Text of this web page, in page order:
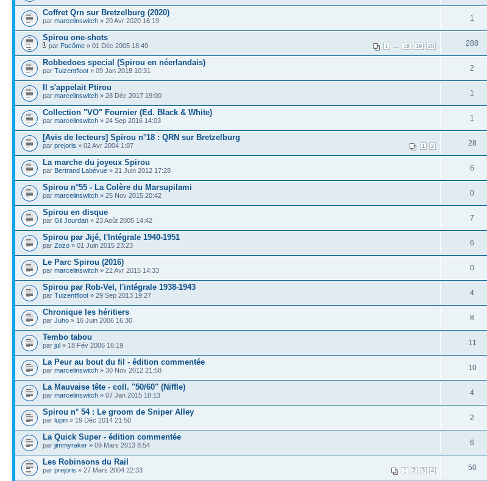
Coffret Qrn sur Bretzelburg (2020)
par marcelinswitch » 20 Avr 2020 16:19 1
Spirou one-shots
1 18 19 20
par Pacôme » 01 Déc 2005 18:49 288
Robbedoes special (Spirou en néerlandais)
par Tuizentfloot » 09 Jan 2018 10:31 2
Il s'appelait Ptirou
par marcelinswitch » 28 Déc 2017 19:00 1
Collection "VO" Fournier (Ed. Black & White)
par marcelinswitch » 24 Sep 2016 14:03 1
[Avis de lecteurs] Spirou n°18 : QRN sur Bretzelburg
1 2
par prejoris » 02 Avr 2004 1:07 28
La marche du joyeux Spirou
par Bertrand Labévue » 21 Juin 2012 17:28 6
Spirou n°55 - La Colère du Marsupilami
par marcelinswitch » 25 Nov 2015 20:42 0
Spirou en disque
par Gil Jourdan » 23 Août 2005 14:42 7
Spirou par Jijé, l'Intégrale 1940-1951
par Zozo » 01 Juin 2015 23:23 6
Le Parc Spirou (2016)
par marcelinswitch » 22 Avr 2015 14:33 0
Spirou par Rob-Vel, l'intégrale 1938-1943
par Tuizentfloot » 29 Sep 2013 19:27 4
Chronique les héritiers
par Juho » 16 Juin 2006 16:30 8
Tembo tabou
par jul » 18 Fév 2006 16:19 11
La Peur au bout du fil - édition commentée
par marcelinswitch » 30 Nov 2012 21:58 10
La Mauvaise tête - coll. "50/60" (Niffle)
par marcelinswitch » 07 Jan 2015 18:13 4
Spirou n° 54 : Le groom de Sniper Alley
par lupin » 19 Déc 2014 21:50 2
La Quick Super - édition commentée
par jimmyraker » 09 Mars 2013 8:54 6
Les Robinsons du Rail
1 2 3 4
par prejoris » 27 Mars 2004 22:33 50